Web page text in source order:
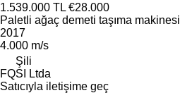
1.539.000 TL €28.000
Paletli ağaç demeti taşıma makinesi
2017
4.000 m/s
Şili
FQSI Ltda
Satıcıyla iletişime geç